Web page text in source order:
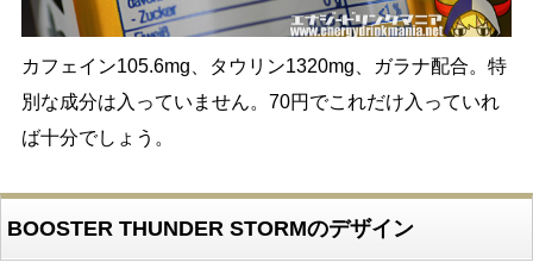
カフェイン105.6mg、タウリン1320mg、ガラナ配合。特
別な成分は入っていません。70円でこれだけ入っていれ
ば十分でしょう。
BOOSTER THUNDER STORMのデザイン